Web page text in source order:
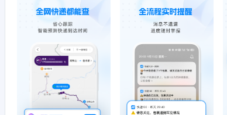
，安全更省心；【商家寄件】中小微商家专属服务，全国寄件最低3.5
妈妈驿站短信取件码，聚合展示取件信息，不漏取一件快递！快递
品牌、福布斯中国人工智能新锐企业，为个人消费者、行业从业者、企
及网点经营者，一端连接超2.7亿个人用户与超250万企业及各类组织客
业管理平台」，开创并引领中国快递物流信息云服务新业态新模式。真
有更好的查寄体验。如有任何问题和建议，欢迎随时联系我们：客服
博：快递100电脑官网：https://www.kuaidi100.com移动官网：https://